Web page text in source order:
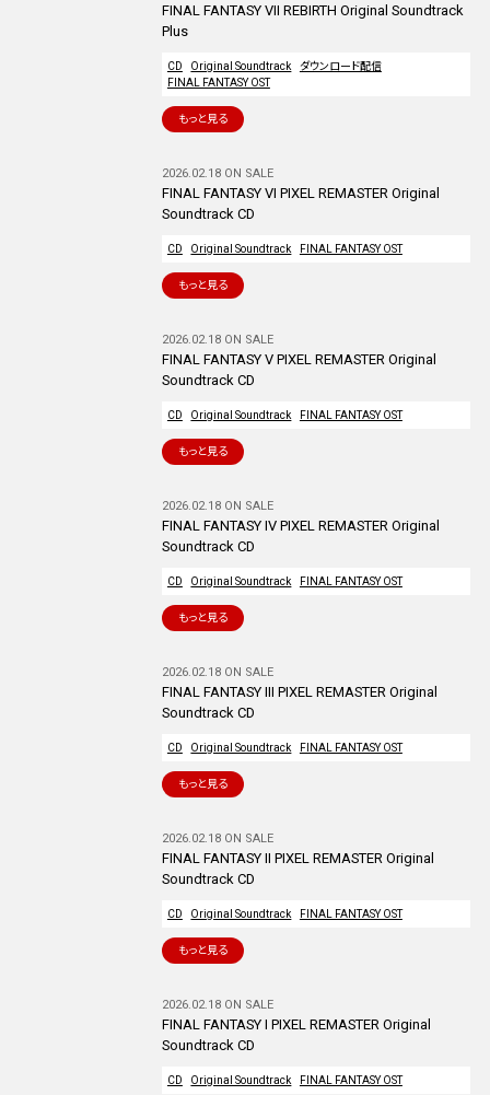
FINAL FANTASY VII REBIRTH Original Soundtrack
Plus
CD Original Soundtrack
ダウンロード配信
FINAL FANTASY OST
もっと見る
2026.02.18 ON SALE
FINAL FANTASY VI PIXEL REMASTER Original
Soundtrack CD
CD Original Soundtrack FINAL FANTASY OST
もっと見る
2026.02.18 ON SALE
FINAL FANTASY V PIXEL REMASTER Original
Soundtrack CD
CD Original Soundtrack FINAL FANTASY OST
もっと見る
2026.02.18 ON SALE
FINAL FANTASY IV PIXEL REMASTER Original
Soundtrack CD
CD Original Soundtrack FINAL FANTASY OST
もっと見る
2026.02.18 ON SALE
FINAL FANTASY III PIXEL REMASTER Original
Soundtrack CD
CD Original Soundtrack FINAL FANTASY OST
もっと見る
2026.02.18 ON SALE
FINAL FANTASY II PIXEL REMASTER Original
Soundtrack CD
CD Original Soundtrack FINAL FANTASY OST
もっと見る
2026.02.18 ON SALE
FINAL FANTASY I PIXEL REMASTER Original
Soundtrack CD
CD Original Soundtrack FINAL FANTASY OST